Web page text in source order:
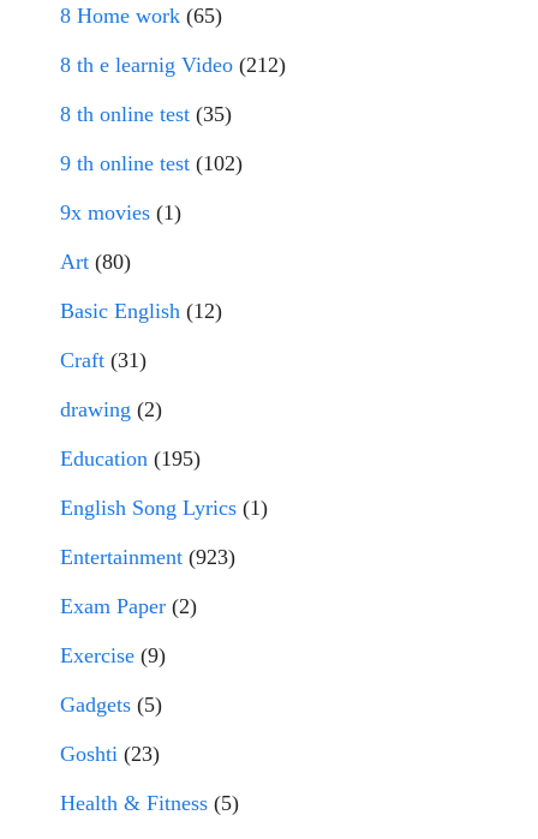
8 Home work (65)
8 th e learnig Video (212)
8 th online test (35)
9 th online test (102)
9x movies (1)
Art (80)
Basic English (12)
Craft (31)
drawing (2)
Education (195)
English Song Lyrics (1)
Entertainment (923)
Exam Paper (2)
Exercise (9)
Gadgets (5)
Goshti (23)
Health & Fitness (5)